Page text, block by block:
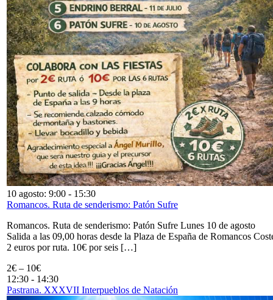
10 agosto: 9:00 - 15:30
Romancos. Ruta de senderismo: Patón Sufre
Romancos. Ruta de senderismo: Patón Sufre Lunes 10 de agosto
Salida a las 09,00 horas desde la Plaza de España de Romancos
2 euros por ruta. 10€ por seis […]
2€ – 10€
12:30 - 14:30
Pastrana. XXXVII Interpueblos de Natación